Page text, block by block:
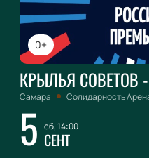
0+
КРЫЛЬЯ СОВЕТОВ
Самара Солидарность
5 сб, 14:00
СЕНТ